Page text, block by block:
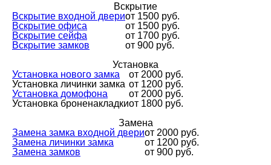
Вскрытие
Вскрытие входной двериот 1500 руб.
Вскрытие офиса
от 1500 руб.
Вскрытие сейфа
от 1700 руб.
Вскрытие замков
от 900 руб.
Установка
Установка нового замка
от 2000 руб.
Установка личинки замка от 1200 руб.
Установка домофона
от 2000 руб.
Установка броненакладкиот 1800 руб.
Замена
Замена замка входной двериот 2000 руб.
Замена личинки замка
от 1200 руб.
Замена замков
от 900 руб.